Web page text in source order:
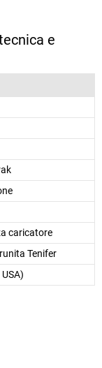
e
caricatore
Tenifer